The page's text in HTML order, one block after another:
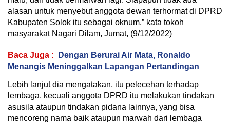
alasan untuk menyebut anggota dewan terhormat di DPRD
Kabupaten Solok itu sebagai oknum,” kata tokoh
masyarakat Nagari Dilam, Jumat, (9/12/2022)
Baca Juga :
Dengan Berurai Air Mata, Ronaldo
Menangis Meninggalkan Lapangan Pertandingan
Lebih lanjut dia mengatakan, itu pelecehan terhadap
lembaga, kecuali anggota DPRD itu melakukan tindakan
asusila ataupun tindakan pidana lainnya, yang bisa
mencoreng nama baik ataupun marwah dari lembaga